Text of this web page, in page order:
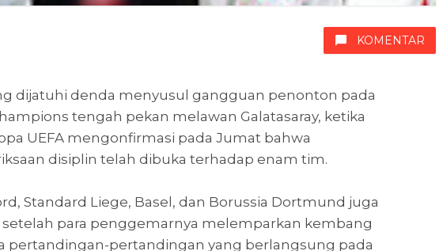
KOMENTAR
dijatuhi denda menyusul gangguan penonton pada
tengah pekan melawan Galatasaray, ketika
UEFA mengonfirmasi pada Jumat bahwa
disiplin telah dibuka terhadap enam tim.
Standard Liege, Basel, dan Borussia Dortmund juga
para penggemarnya melemparkan kembang
pertandingan-pertandingan yang berlangsung pada